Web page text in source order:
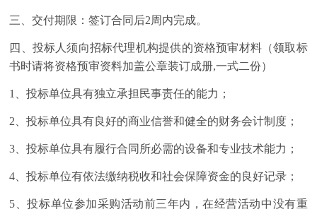
三、交付期限：签订合同后2周内完成。
四、投标人须向招标代理机构提供的资格预审材料（领取标
书时请将资格预审资料加盖公章装订成册,一式二份）
1、投标单位具有独立承担民事责任的能力；
2、投标单位具有良好的商业信誉和健全的财务会计制度；
3、投标单位具有履行合同所必需的设备和专业技术能力；
4、投标单位有依法缴纳税收和社会保障资金的良好记录；
5、投标单位参加采购活动前三年内，在经营活动中没有重